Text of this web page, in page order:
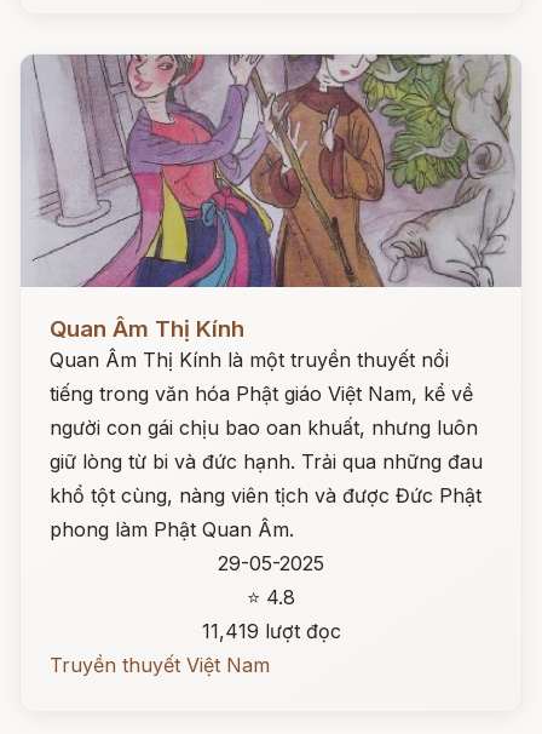
Quan Âm Thị Kính
Quan Âm Thị Kính là một truyền thuyết nổi
tiếng trong văn hóa Phật giáo Việt Nam, kể về
người con gái chịu bao oan khuất, nhưng luôn
giữ lòng từ bi và đức hạnh. Trải qua những đau
khổ tột cùng, nàng viên tịch và được Đức Phật
phong làm Phật Quan Âm.
29-05-2025
⭐ 4.8
11,419 lượt đọc
Truyền thuyết Việt Nam